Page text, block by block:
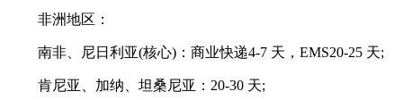
非洲地区：
南非、尼日利亚(核心)：商业快递4-7 天，EMS20-25 天;
肯尼亚、加纳、坦桑尼亚：20-30 天;